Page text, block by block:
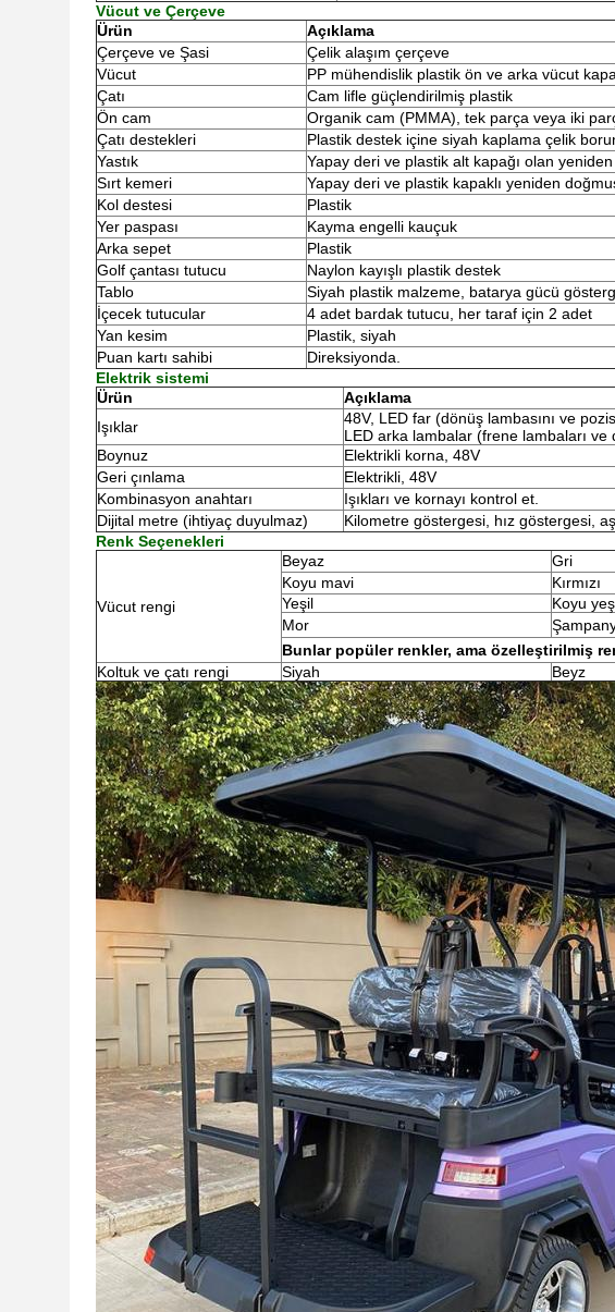
Vücut ve Çerçeve
Ürün
Açıklama
Çerçeve ve Şasi
Çelik alaşım çerçeve
Vücut
PP mühendislik plastik ön ve arka vücut
Çatı
Cam lifle güçlendirilmiş plastik
Ön cam
Organik cam (PMMA), tek parça veya iki
Çatı destekleri
Plastik destek içine siyah kaplama çelik
Yastık
Yapay deri ve plastik alt kapağı olan
Sırt kemeri
Yapay deri ve plastik kapaklı yeniden
Kol destesi
Plastik
Yer paspası
Kayma engelli kauçuk
Arka sepet
Plastik
Golf çantası tutucu
Naylon kayışlı plastik destek
Tablo
Siyah plastik malzeme, batarya gücü
İçecek tutucular
4 adet bardak tutucu, her taraf için 2 adet
Yan kesim
Plastik, siyah
Puan kartı sahibi
Direksiyonda.
Elektrik sistemi
Ürün
Açıklama
Işıklar
48V, LED far (dönüş lambasını ve
LED arka lambalar (frene lambaları ve
Boynuz
Elektrikli korna, 48V
Geri çınlama
Elektrikli, 48V
Kombinasyon anahtarı
Işıkları ve kornayı kontrol et.
Dijital metre (ihtiyaç duyulmaz)
Kilometre göstergesi, hız göstergesi,
Renk Seçenekleri
Vücut rengi
Beyaz Gri
Koyu mavi
Kırmızı
Yeşil
Koyu
Mor
Bunlar popüler renkler, ama özelleştirilmiş
Koltuk ve çatı rengi
Siyah Beyz